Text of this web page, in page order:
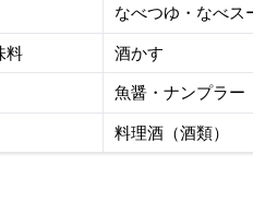
なべつゆ・なべス
料 酒かす
魚醤・ナンプラー
料理酒（酒類）